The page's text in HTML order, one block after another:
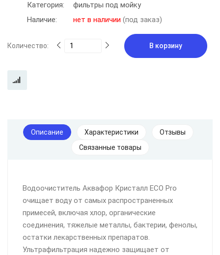
Категория:
фильтры под мойку
Наличие:
нет в наличии (под заказ)
Количество: В корзину
Описание Характеристики
Отзывы
Связанные товары
Водоочиститель Аквафор Кристалл ECO Pro
очищает воду от самых распространенных
примесей, включая хлор, органические
соединения, тяжелые металлы, бактерии, фенолы,
остатки лекарственных препаратов.
Ультрафильтрация надежно защищает от